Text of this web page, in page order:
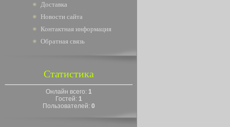
Доставка
Новости сайта
Контактная информация
Обратная связь
Статистика
Онлайн всего: 1
Гостей: 1
Пользователей: 0